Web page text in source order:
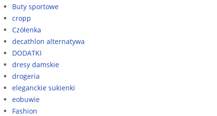
Buty sportowe
cropp
Czółenka
decathlon alternatywa
DODATKI
dresy damskie
drogeria
eleganckie sukienki
eobuwie
Fashion